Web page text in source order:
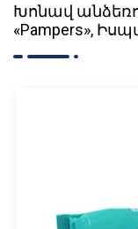
Խոնավ
«Pampers»,